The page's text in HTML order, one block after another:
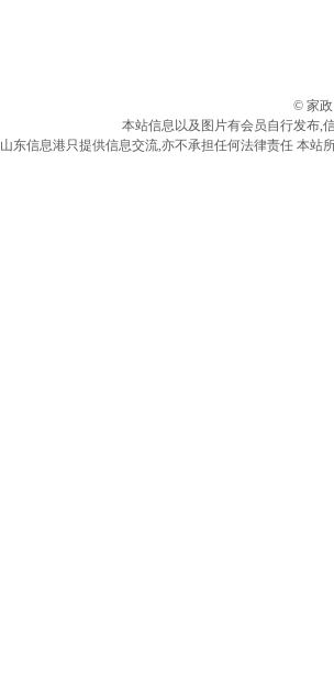
© 家
本站信息以及图片有会员自行发布,
山东信息港只提供信息交流,亦不承担任何法律责任 本站